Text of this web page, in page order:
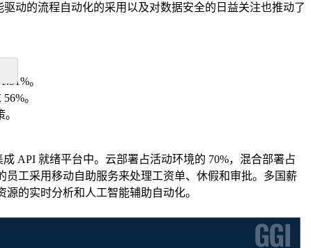
动的流程自动化的采用以及对数据安全的日益关注也推动了
。
。
API 就绪平台中。云部署占活动环境的 70%，混合部署占
员工采用移动自助服务来处理工资单、休假和审批。多国薪
的实时分析和人工智能辅助自动化。